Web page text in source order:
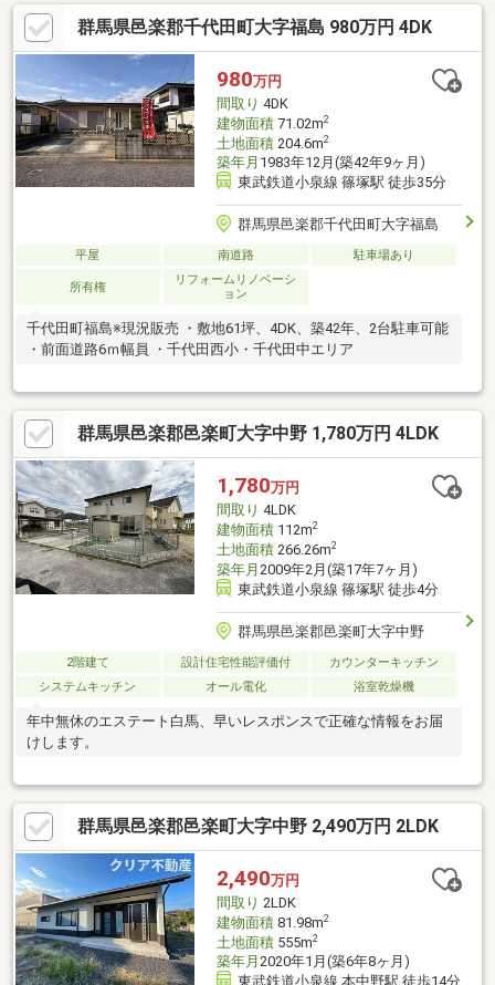
群馬県邑楽郡千代田町大字福島 980万円 4DK
980万円
間取り 4DK
建物面積71.02m2
土地面積204.6m2
築年月 1983年12月(築42年9ヶ月)
東武鉄道小泉線 篠塚駅 徒歩35分
群馬県邑楽郡千代田町大字福島
平屋 南道路 駐車場あり
所有権
リフォームリノベーシ
ョン
千代田町福島※現況販売 ・敷地61坪、4DK、築42年、2台駐車可能
・前面道路6ｍ幅員 ・千代田西小・千代田中エリア
群馬県邑楽郡邑楽町大字中野 1,780万円 4LDK
1,780万円
間取り 4LDK
建物面積112m2
土地面積266.26m2
築年月 2009年2月(築17年7ヶ月)
東武鉄道小泉線 篠塚駅 徒歩4分
群馬県邑楽郡邑楽町大字中野
2階建て 設計住宅性能評価付
カウンターキッチン
システムキッチン
オール電化 浴室乾燥機
年中無休のエステート白馬、早いレスポンスで正確な情報をお届
けします。
群馬県邑楽郡邑楽町大字中野 2,490万円 2LDK
2,490万円
間取り 2LDK
建物面積81.98m2
土地面積555m2
築年月 2020年1月(築6年8ヶ月)
東武鉄道小泉線 本中野駅 徒歩14分